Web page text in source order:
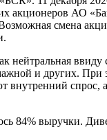
акционеров АО
смена
нейтральная ввиду
и других. При
внутренний спрос,
84% выручки.